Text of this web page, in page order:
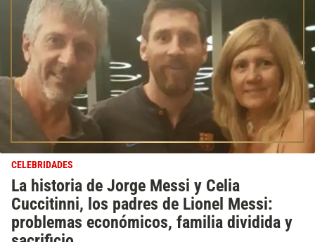
CELEBRIDADES
La historia de Jorge Messi y Celia
Cuccitinni, los padres de Lionel Messi:
problemas económicos, familia dividida y